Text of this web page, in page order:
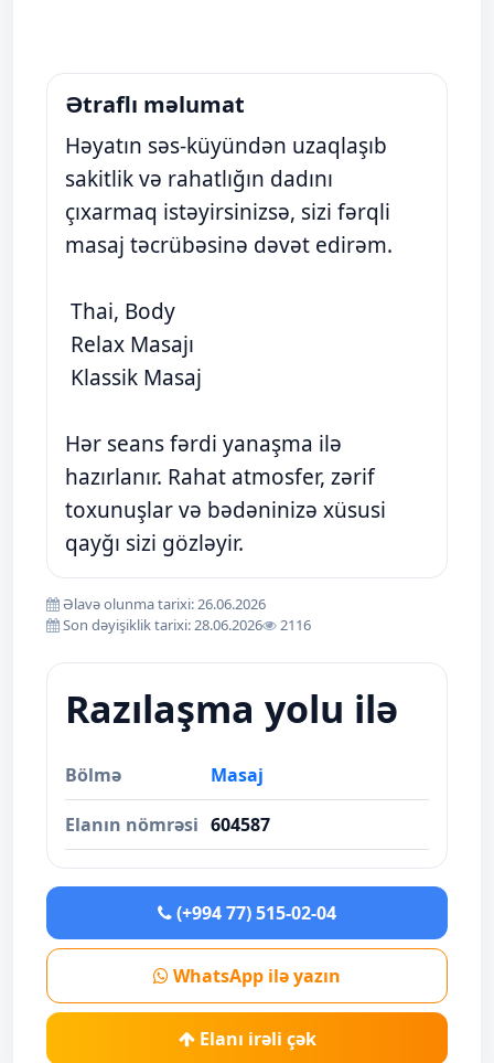
Ətraflı məlumat
Həyatın səs-küyündən uzaqlaşıb
sakitlik və rahatlığın dadını
çıxarmaq istəyirsinizsə, sizi fərqli
masaj təcrübəsinə dəvət edirəm.
Thai, Body
Relax Masajı
Klassik Masaj
Hər seans fərdi yanaşma ilə
hazırlanır. Rahat atmosfer, zərif
toxunuşlar və bədəninizə xüsusi
qayğı sizi gözləyir.
Əlavə olunma tarixi: 26.06.2026
Son dəyişiklik tarixi: 28.06.2026
2116
Razılaşma yolu ilə
Bölmə Masaj
Elanın nömrəsi 604587
(+994 77) 515-02-04
WhatsApp ilə yazın
Elanı irəli çək